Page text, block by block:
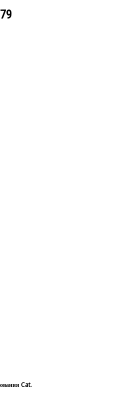
Cat.